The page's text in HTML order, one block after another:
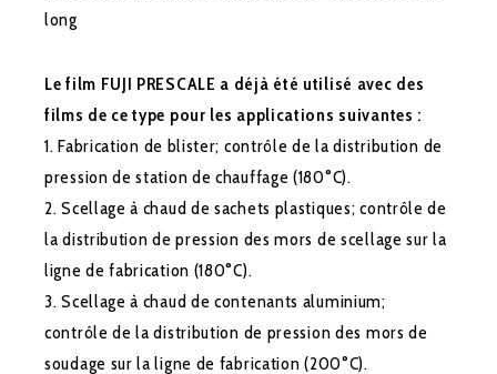
long
Le film FUJI PRESCALE a déjà été utilisé avec des
films de ce type pour les applications suivantes :
1. Fabrication de blister; contrôle de la distribution de
pression de station de chauffage (180°C).
2. Scellage à chaud de sachets plastiques; contrôle de
la distribution de pression des mors de scellage sur la
ligne de fabrication (180°C).
3. Scellage à chaud de contenants aluminium;
contrôle de la distribution de pression des mors de
soudage sur la ligne de fabrication (200°C).